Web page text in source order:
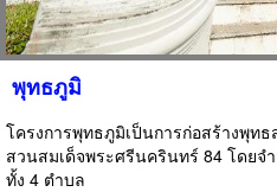
พุทธภูมิ
โครงการพุทธภูมิเป็นการก่อสร้างพุท
สวนสมเด็จพระศรีนครินทร์ 84 โดยจ
ทั้ง 4 ตำบล